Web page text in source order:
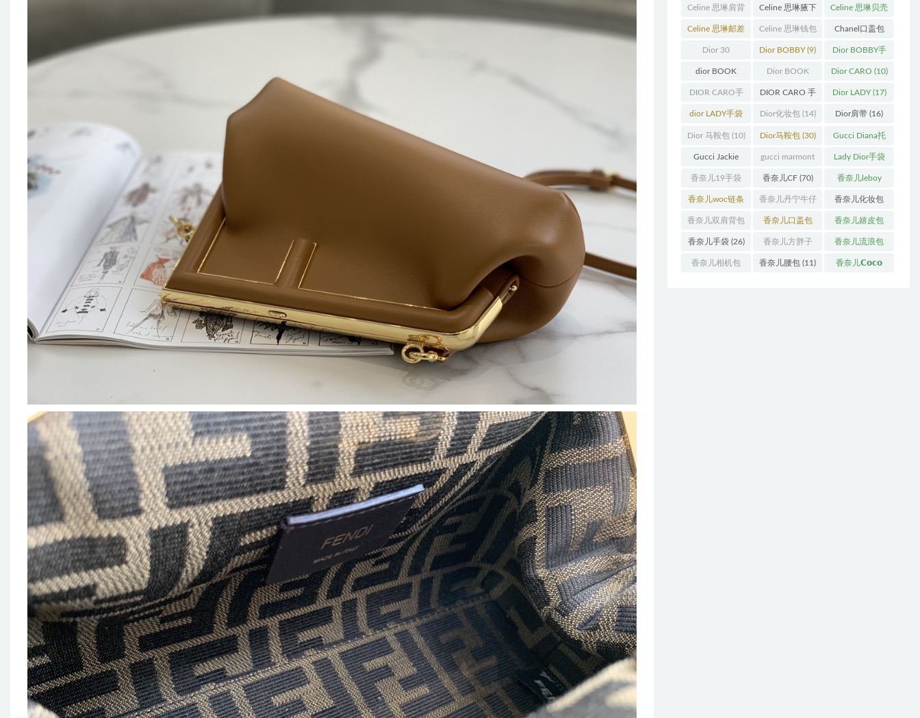
(250) 包 (55) 包 (11)
Celine 思琳肩背
包 (12)
Celine 思琳腋下
包 (10)
Celine 思琳贝壳
包(12)
Celine 思琳邮差
包(13)
Celine 思琳钱包
(10)
Chanel口盖包
(13)
Dior 30
Montaigne 蒙田
(31)
Dior BOBBY(9) Dior BOBBY手
袋(26)
dior BOOK
TOTE(12)
Dior BOOK
TOTE手袋(163)
Dior CARO (10)
DIOR CARO手
袋(11)
DIOR CARO 手
袋(31)
Dior LADY(17)
dior LADY手袋
(70)
Dior化妆包(14) Dior肩带 (16)
Dior 马鞍包(10) Dior马鞍包(30) Gucci Diana托
特包(11)
Gucci Jackie
(11)
gucci marmont
系列(19)
Lady Dior手袋
(51)
香奈儿19手袋
(27)
香奈儿CF(70) 香奈儿leboy
(13)
香奈儿woc链条
包 (11)
香奈儿丹宁牛仔
(12)
香奈儿化妆包
(13)
香奈儿双肩背包
(13)
香奈儿口盖包
(55)
香奈儿嬉皮包
(10)
香奈儿手袋(26) 香奈儿方胖子
(11)
香奈儿流浪包
(10)
香奈儿相机包 香奈儿腰包 (11) 香奈儿𝗖𝗼𝗰𝗼